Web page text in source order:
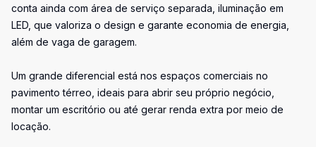
conta ainda com área de serviço separada, iluminação em
LED, que valoriza o design e garante economia de energia,
além de vaga de garagem.
Um grande diferencial está nos espaços comerciais no
pavimento térreo, ideais para abrir seu próprio negócio,
montar um escritório ou até gerar renda extra por meio de
locação.